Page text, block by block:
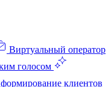
Виртуальный оператор
голосом
клиентов